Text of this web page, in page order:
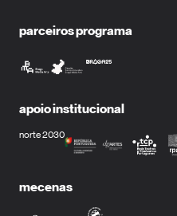
parceiros programa
apoio institucional
norte 2030
mecenas